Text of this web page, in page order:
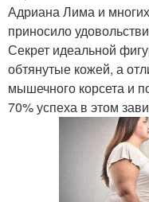
Адриана Лима и
приносило
Секрет идеальной
обтянутые кожей, а
мышечного корсета и
70% успеха в этом